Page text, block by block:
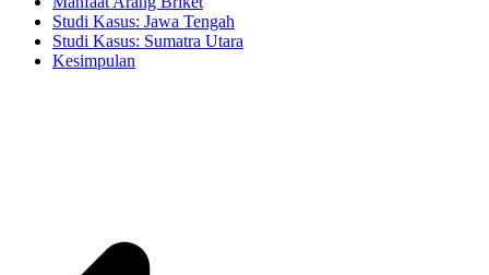
Studi Kasus: Jawa Tengah
Studi Kasus: Sumatra Utara
Kesimpulan